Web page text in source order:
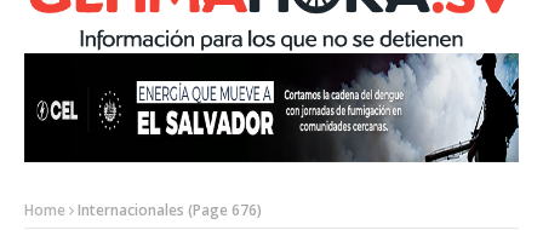
Home Internacionales (Page 676)